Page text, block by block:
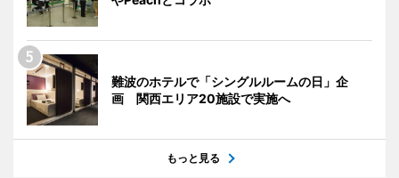
難波のホテルで「シングルルームの日」企
画 関西エリア20施設で実施へ
もっと見る